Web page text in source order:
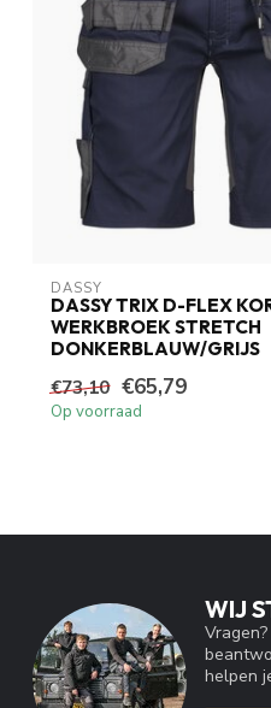
DASSY
DASSY TRIX D-FLEX
WERKBROEK STRETCH
DONKERBLAUW/GRIJS
€73,10 €65,79
Op voorraad
WIJ
helpen